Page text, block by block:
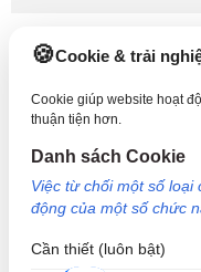
Cookie & trải
Cookie giúp website hoạt
thuận tiện hơn.
Danh sách Cookie
Việc từ chối một số loại
động của một số chức
Cần thiết (luôn bật)
KẾT
Định, TP HCM. Mã số doanh
kế hoạch và đầu tư TP Hồ Chí
(miễn phí) - Email: